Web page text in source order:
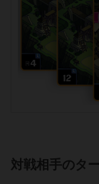
対戦相手のタ